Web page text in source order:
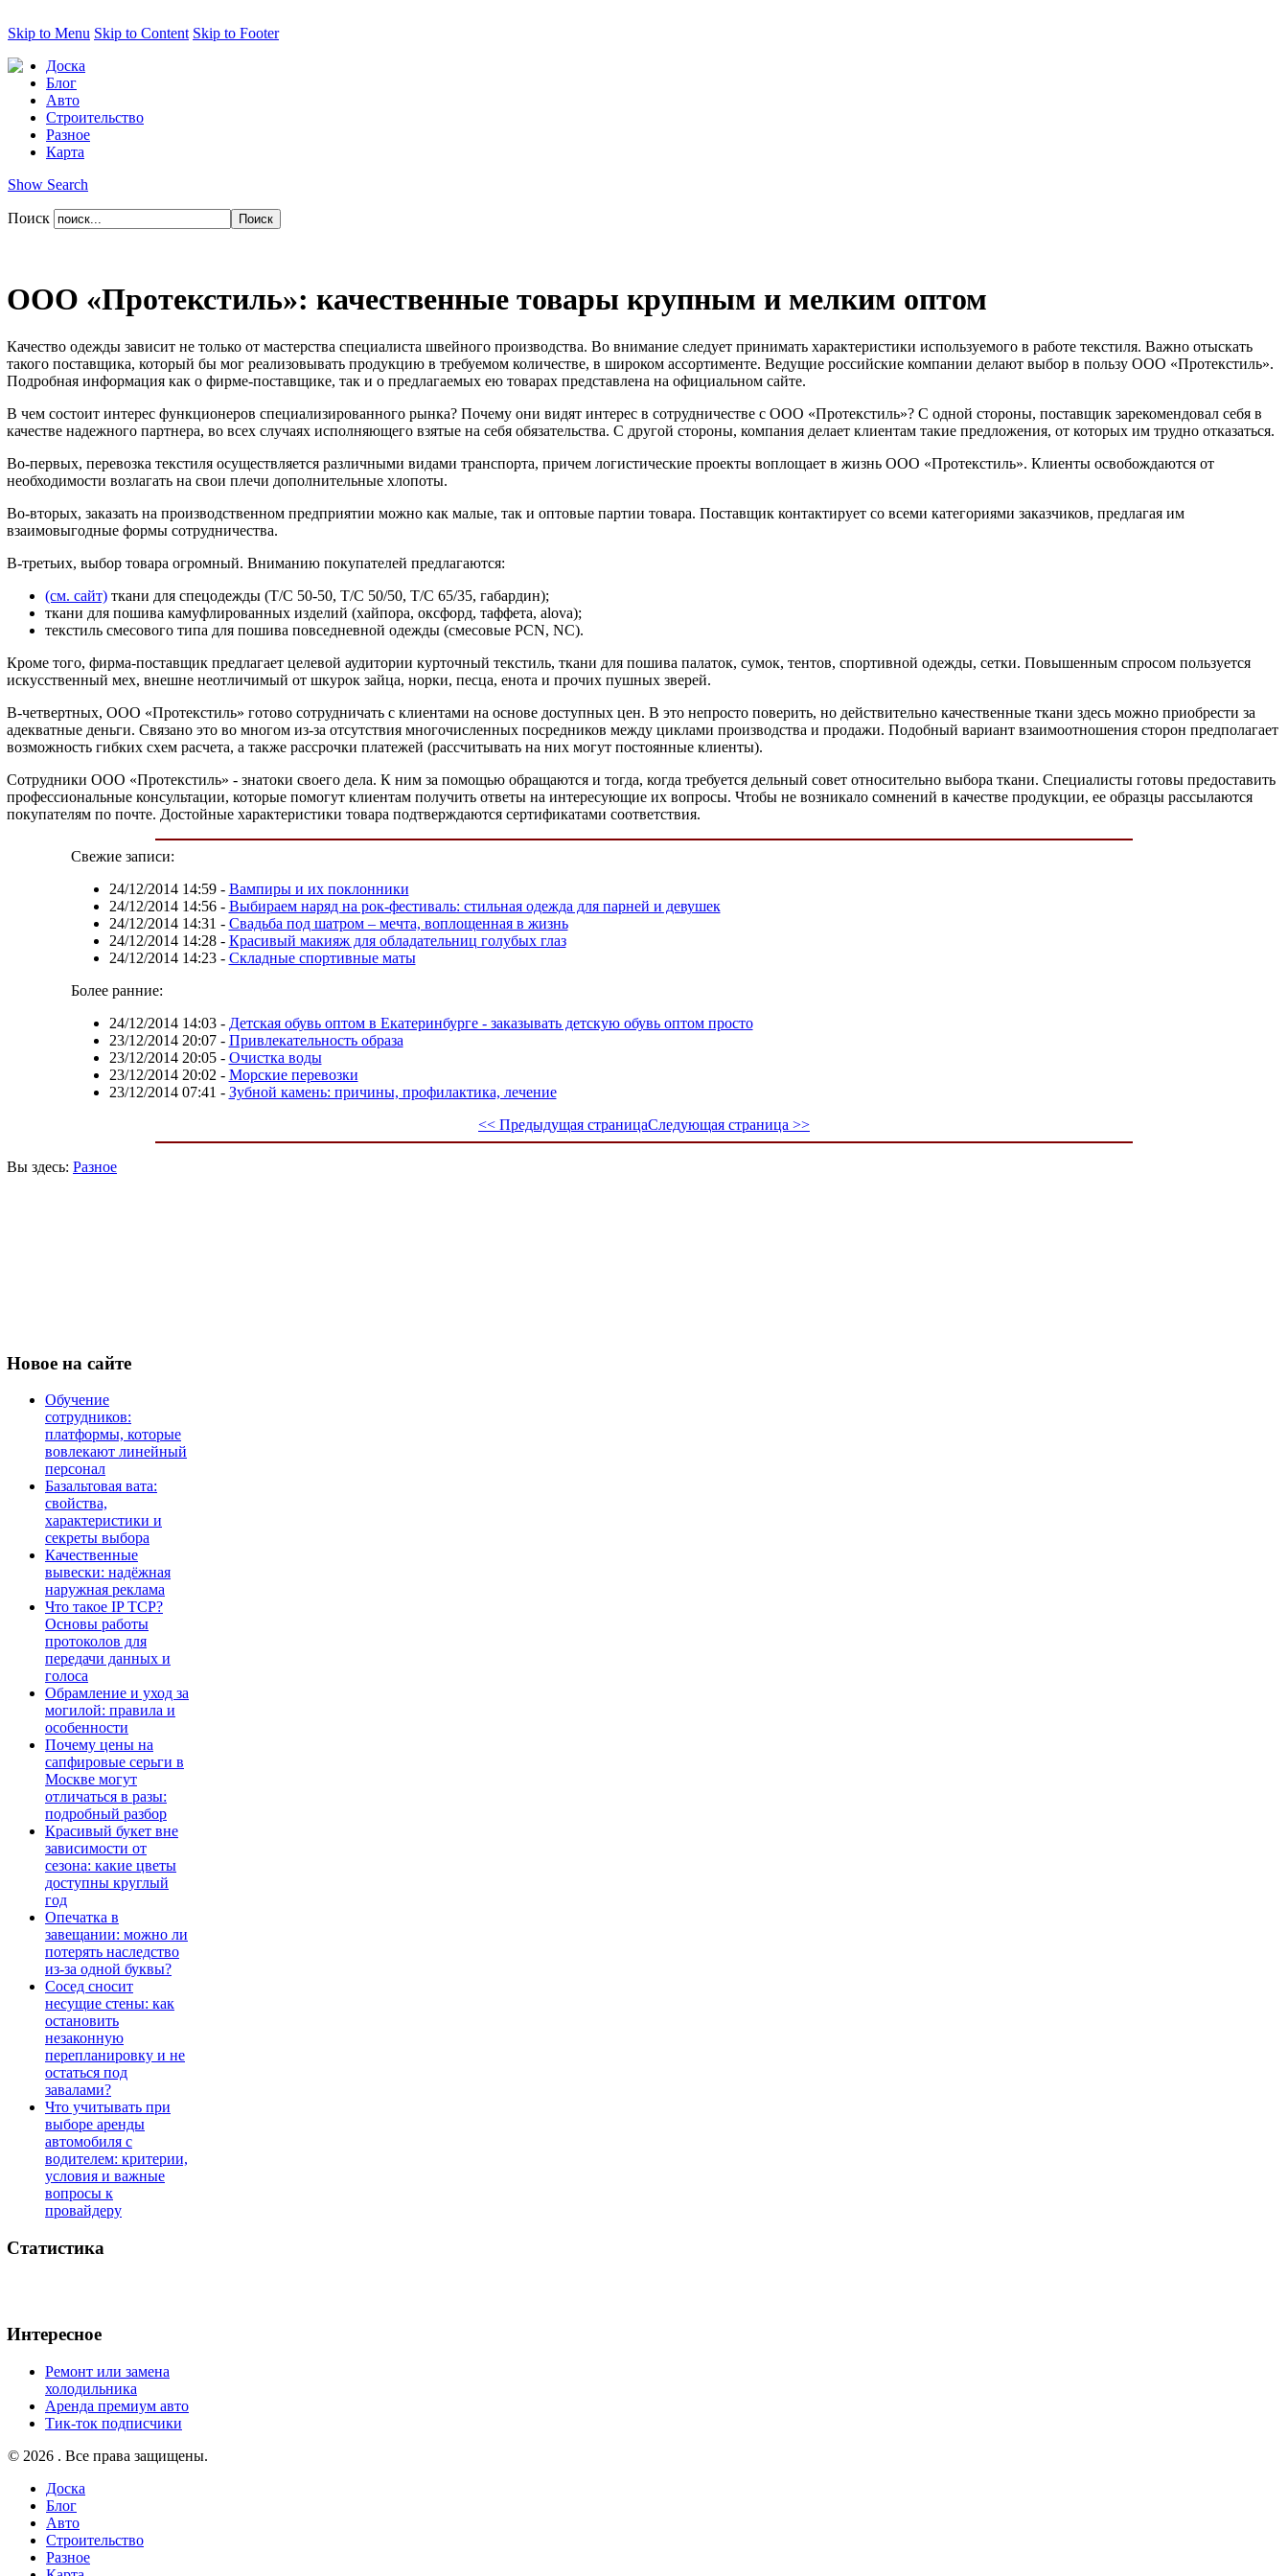
Skip to Menu Skip to Content Skip to Footer
Доска
Блог
Авто
Строительство
Разное
Карта
Show Search
Поиск
ООО «Протекстиль»: качественные товары крупным и мелким оптом
Качество одежды зависит не только от мастерства специалиста швейного производства. Во внимание следует принимать характеристики используемого в работе текстиля. Важно отыскать
такого поставщика, который бы мог реализовывать продукцию в требуемом количестве, в широком ассортименте. Ведущие российские компании делают выбор в пользу ООО «Протекстиль».
Подробная информация как о фирме-поставщике, так и о предлагаемых ею товарах представлена на официальном сайте.
В чем состоит интерес функционеров специализированного рынка? Почему они видят интерес в сотрудничестве с ООО «Протекстиль»? С одной стороны, поставщик зарекомендовал себя в
качестве надежного партнера, во всех случаях исполняющего взятые на себя обязательства. С другой стороны, компания делает клиентам такие предложения, от которых им трудно отказаться.
Во-первых, перевозка текстиля осуществляется различными видами транспорта, причем логистические проекты воплощает в жизнь ООО «Протекстиль». Клиенты освобождаются от
необходимости возлагать на свои плечи дополнительные хлопоты.
Во-вторых, заказать на производственном предприятии можно как малые, так и оптовые партии товара. Поставщик контактирует со всеми категориями заказчиков, предлагая им
взаимовыгодные формы сотрудничества.
В-третьих, выбор товара огромный. Вниманию покупателей предлагаются:
(см. сайт) ткани для спецодежды (Т/С 50-50, Т/С 50/50, Т/С 65/35, габардин);
ткани для пошива камуфлированных изделий (хайпора, оксфорд, таффета, alova);
текстиль смесового типа для пошива повседневной одежды (смесовые PCN, NC).
Кроме того, фирма-поставщик предлагает целевой аудитории курточный текстиль, ткани для пошива палаток, сумок, тентов, спортивной одежды, сетки. Повышенным спросом пользуется
искусственный мех, внешне неотличимый от шкурок зайца, норки, песца, енота и прочих пушных зверей.
В-четвертных, ООО «Протекстиль» готово сотрудничать с клиентами на основе доступных цен. В это непросто поверить, но действительно качественные ткани здесь можно приобрести за
адекватные деньги. Связано это во многом из-за отсутствия многочисленных посредников между циклами производства и продажи. Подобный вариант взаимоотношения сторон предполагает
возможность гибких схем расчета, а также рассрочки платежей (рассчитывать на них могут постоянные клиенты).
Сотрудники ООО «Протекстиль» - знатоки своего дела. К ним за помощью обращаются и тогда, когда требуется дельный совет относительно выбора ткани. Специалисты готовы предоставить
профессиональные консультации, которые помогут клиентам получить ответы на интересующие их вопросы. Чтобы не возникало сомнений в качестве продукции, ее образцы рассылаются
покупателям по почте. Достойные характеристики товара подтверждаются сертификатами соответствия.
Свежие записи:
24/12/2014 14:59- Вампиры и их поклонники
24/12/2014 14:56- Выбираем наряд на рок-фестиваль: стильная одежда для парней и девушек
24/12/2014 14:31 - Свадьба под шатром – мечта, воплощенная в жизнь
24/12/2014 14:28- Красивый макияж для обладательниц голубых глаз
24/12/2014 14:23- Складные спортивные маты
Более ранние:
24/12/2014 14:03- Детская обувь оптом в Екатеринбурге - заказывать детскую обувь оптом просто
23/12/2014 20:07- Привлекательность образа
23/12/2014 20:05- Очистка воды
23/12/2014 20:02 - Морские перевозки
23/12/2014 07:41 - Зубной камень: причины, профилактика, лечение
<< Предыдущая страницаСледующая страница >>
Вы здесь: Разное
Новое на сайте
Обучение
сотрудников:
платформы, которые
вовлекают линейный
персонал
Базальтовая вата:
свойства,
характеристики и
секреты выбора
Качественные
вывески: надёжная
наружная реклама
Что такое IP TCP?
Основы работы
протоколов для
передачи данных и
голоса
Обрамление и уход за
могилой: правила и
особенности
Почему цены на
сапфировые серьги в
Москве могут
отличаться в разы:
подробный разбор
Красивый букет вне
зависимости от
сезона: какие цветы
доступны круглый
год
Опечатка в
завещании: можно ли
потерять наследство
из-за одной буквы?
Сосед сносит
несущие стены: как
остановить
незаконную
перепланировку и не
остаться под
завалами?
Что учитывать при
выборе аренды
автомобиля с
водителем: критерии,
условия и важные
вопросы к
провайдеру
Статистика
Интересное
Ремонт или замена
холодильника
Аренда премиум авто
Тик-ток подписчики
© 2026 . Все права защищены.
Доска
Блог
Авто
Строительство
Разное